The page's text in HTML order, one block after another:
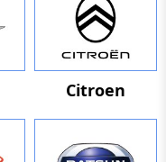
Citroen